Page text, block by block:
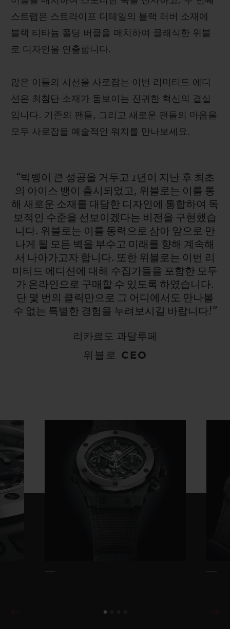
스트랩은 스트라이프 디테일의 블랙 러버 소재에
블랙 티타늄 폴딩 버클을 매치하여 클래식한 위블
로 디자인을 연출합니다.
많은 이들의 시선을 사로잡는 이번 리미티드 에디
션은 최첨단 소재가 돋보이는 진귀한 혁신의 결실
입니다. 기존의 팬들, 그리고 새로운 팬들의 마음을
모두 사로잡을 예술적인 워치를 만나보세요.
“빅뱅이 큰 성공을 거두고 1년이 지난 후 최초
의 아이스 뱅이 출시되었고, 위블로는 이를 통
해 새로운 소재를 대담한 디자인에 통합하여 독
보적인 수준을 선보이겠다는 비전을 구현했습
니다. 위블로는 이를 동력으로 삼아 앞으로 만
나게 될 모든 벽을 부수고 미래를 향해 계속해
서 나아가고자 합니다. 또한 위블로는 이번 리
미티드 에디션에 대해 수집가들을 포함한 모두
가 온라인으로 구매할 수 있도록 하였습니다.
단 몇 번의 클릭만으로 그 어디에서도 만나볼
수 없는 특별한 경험을 누려보시길 바랍니다!”
리카르도 과달루페
위블로 CEO